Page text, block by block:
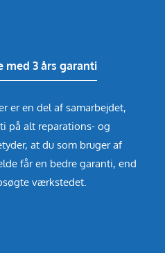
med 3 års garanti
er en del af samarbejdet,
på alt reparations- og
at du som bruger af
får en bedre garanti, end
værkstedet.